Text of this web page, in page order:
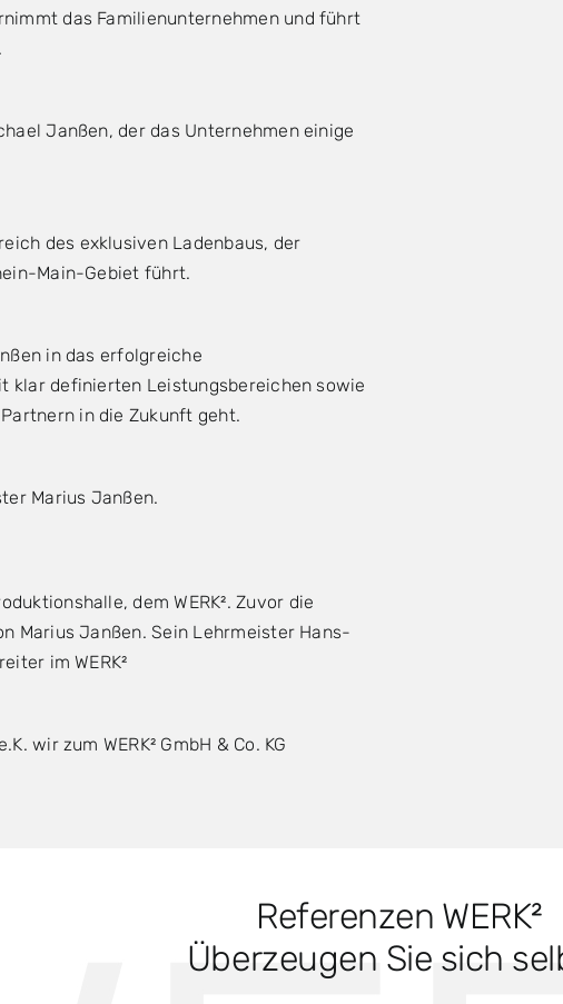
das Familienunternehmen und führt
Janßen, der das Unternehmen einige
des exklusiven Ladenbaus, der
Main-Gebiet führt.
in das erfolgreiche
klar definierten Leistungsbereichen sowie
in die Zukunft geht.
Marius Janßen.
dem WERK². Zuvor die
Marius Janßen. Sein Lehrmeister Hans-
im WERK²
wir zum WERK² GmbH & Co. KG
Referenzen WERK²
Überzeugen Sie sich